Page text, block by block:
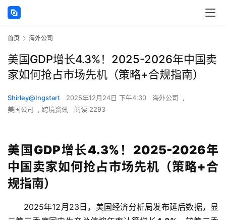
首页 海外公司
美国GDP增长4.3%！2025-2026年中国卖
家如何抢占市场先机（策略+合规指南）
Shirley@Ingstart 2025年12月24日 下午4:30 海外公司
,
美国公司
, 跨境资讯 阅读 2293
美国GDP增长4.3%！2025-2026年
中国卖家如何抢占市场先机（策略+合
规指南）
2025年12月23日，美国经济分析局发布延后数据，显